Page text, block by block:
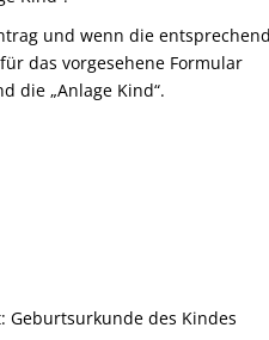
und wenn die
das vorgesehene Formular
die „Anlage Kind“.
Geburtsurkunde des Kindes